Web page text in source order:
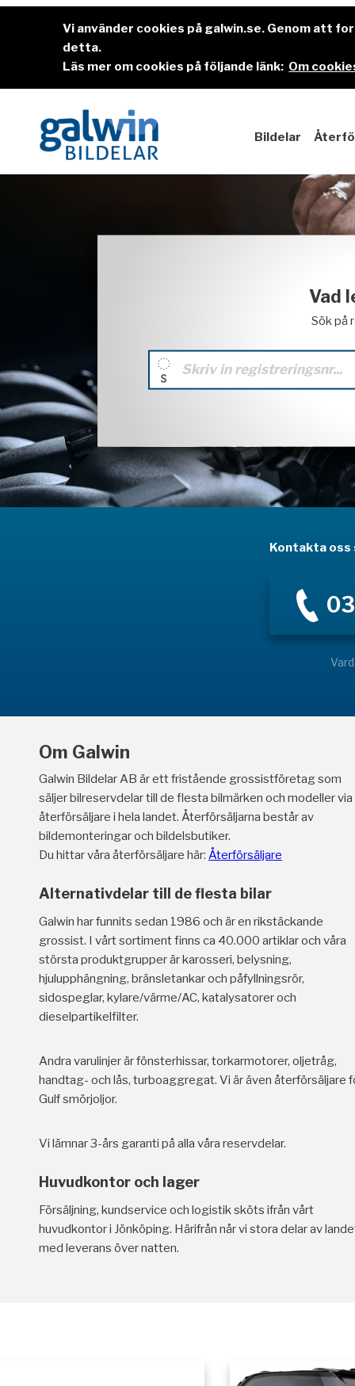
Vi använder cookies på galwin.se. Genom att
detta.
Läs mer om cookies på följande länk: Om
Bildelar
Vad
Sök på
Kontakta oss
Om Galwin
Galwin Bildelar AB är ett fristående grossistföretag som
säljer bilreservdelar till de flesta bilmärken och modeller via
återförsäljare i hela landet. Återförsäljarna består av
bildemonteringar och bildelsbutiker.
Du hittar våra återförsäljare här: Återförsäljare
Alternativdelar till de flesta bilar
Galwin har funnits sedan 1986 och är en rikstäckande
grossist. I vårt sortiment finns ca 40.000 artiklar och våra
största produktgrupper är karosseri, belysning,
hjulupphängning, bränsletankar och påfyllningsrör,
sidospeglar, kylare/värme/AC, katalysatorer och
dieselpartikelfilter.
Andra varulinjer är fönsterhissar, torkarmotorer, oljetråg,
handtag- och lås, turboaggregat. Vi är även återförsäljare
Gulf smörjoljor.
Vi lämnar 3-års garanti på alla våra reservdelar.
Huvudkontor och lager
Försäljning, kundservice och logistik sköts ifrån vårt
huvudkontor i Jönköping. Härifrån når vi stora delar av
med leverans över natten.